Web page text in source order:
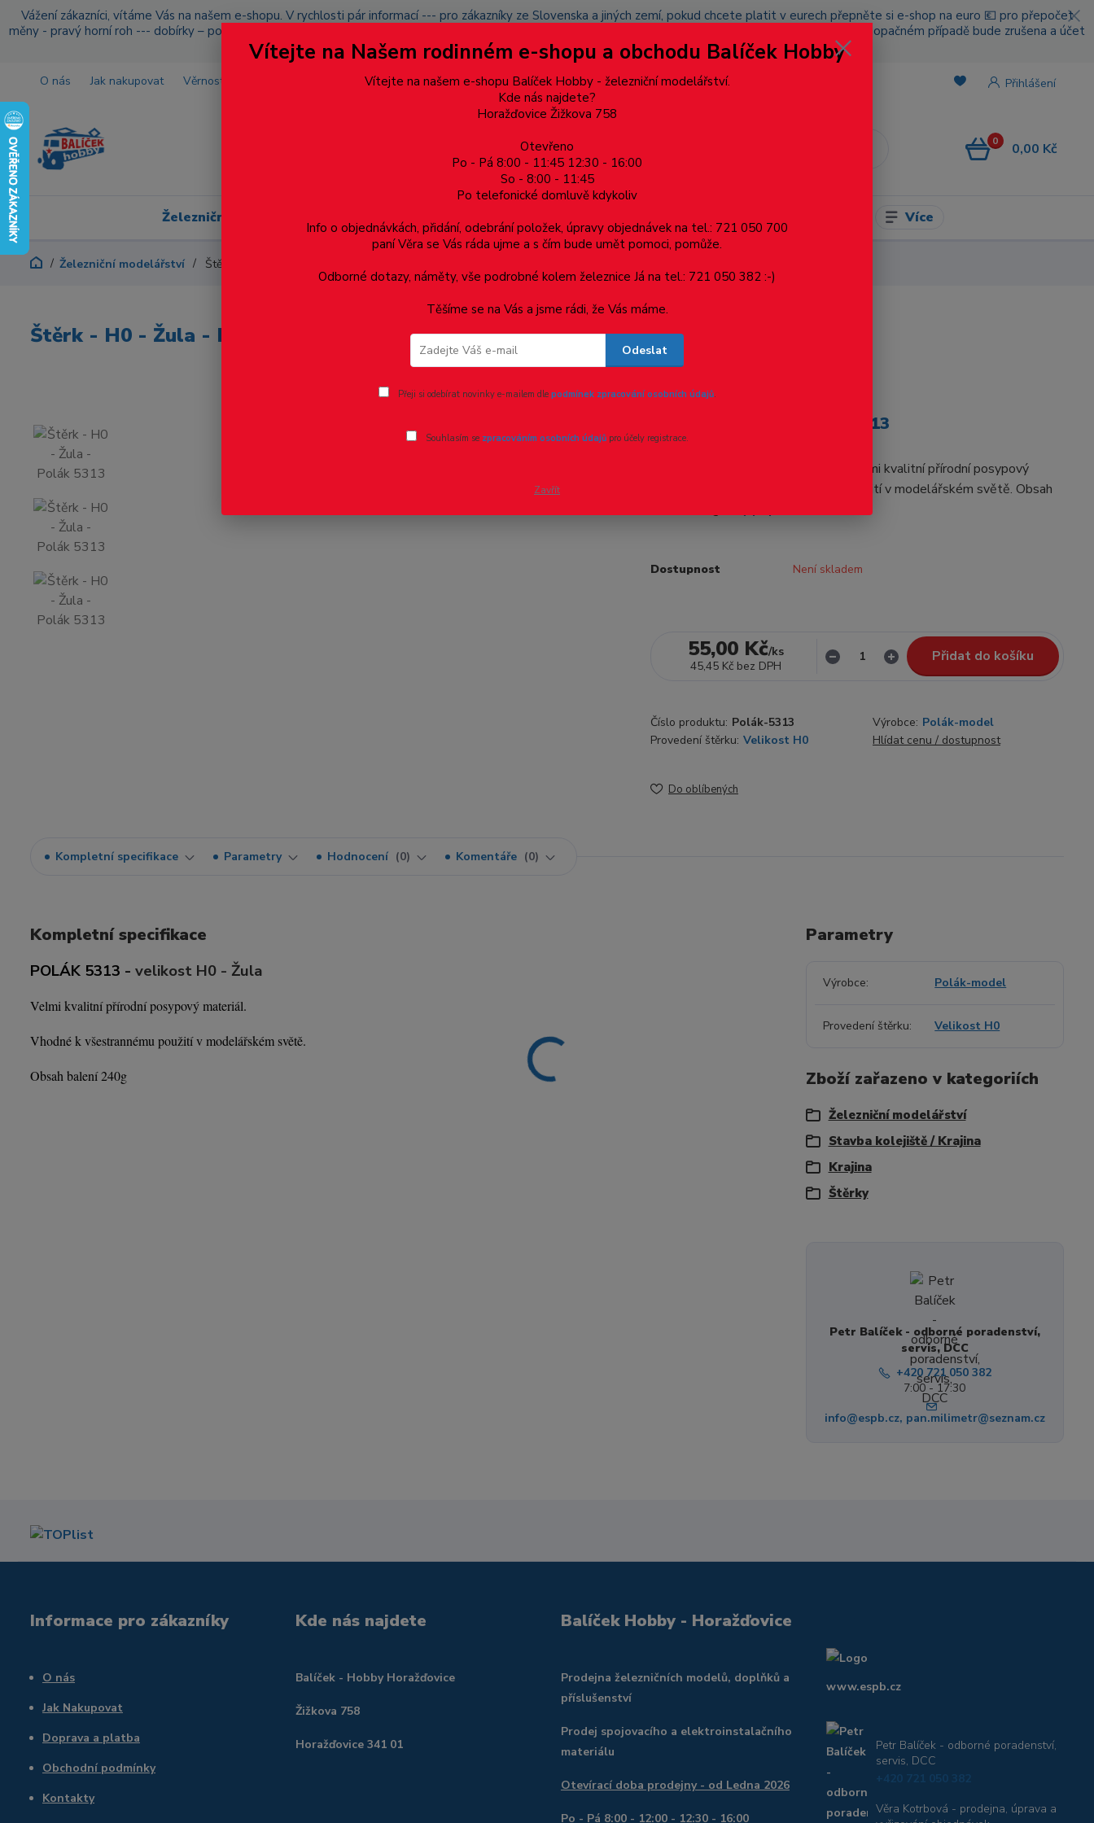
Vážení zákazníci, vítáme Vás na našem e-shopu. V rychlosti pár informací --- pro zákazníky ze Slovenska a jiných zemí, pokud chcete platit v eurech přepněte si e-shop na euro 💶 pro přepočet
měny - pravý horní roh --- dobírky – pokud si z nějakého důvodu zásilku nevyzvednete, bude po domluvě zaslána znovu s opětovnou platbou za poštovné, v opačném případě bude zrušena a účet
přidán na blacklist a rušeny následující objednávky.
O nás Jak nakupovat Věrnostní program Doprava a platba Více Přihlášení
0 0,00 Kč
Železniční modelářství Dárkové poukazy, upomínkové předměty Více
Železniční modelářství Štěrk - H0 - Žula - Polák 5313
Štěrk - H0 - Žula - Polák 5313
Štěrk - H0 - Žula - Polák 5313
POLÁK 5313 - velikost H0 - Žula Velmi kvalitní přírodní posypový
materiál. Vhodné k všestrannému použití v modelářském světě. Obsah
Dostupnost Není skladem
55,00 Kč/ks
45,45 Kč bez DPH
Přidat do košíku
Číslo produktu: Polák-5313 Výrobce: Polák-model
Provedení štěrku: Velikost H0 Hlídat cenu / dostupnost
Do oblíbených
Kompletní specifikace Parametry Hodnocení 0 Komentáře 0
Kompletní specifikace
POLÁK 5313 - velikost H0 - Žula
Velmi kvalitní přírodní posypový materiál.
Vhodné k všestrannému použití v modelářském světě.
Obsah balení 240g
Parametry
Výrobce Polák-model
Provedení štěrku Velikost H0
Zboží zařazeno v kategoriích
Železniční modelářství
Stavba kolejiště / Krajina
Krajina
Štěrky
Petr Balíček - odborné poradenství,
servis, DCC
+420 721 050 382
7:00 - 17:30
info@espb.cz, pan.milimetr@seznam.cz
Informace pro zákazníky
O nás
Jak Nakupovat
Doprava a platba
Obchodní podmínky
Kontakty
Kde nás najdete
Balíček - Hobby Horažďovice
Žižkova 758
Horažďovice 341 01
Balíček Hobby - Horažďovice
Prodejna železničních modelů, doplňků a
příslušenství
Prodej spojovacího a elektroinstalačního
materiálu
Otevírací doba prodejny - od Ledna 2026
Po - Pá 8:00 - 12:00 - 12:30 - 16:00
www.espb.cz
Petr Balíček - odborné poradenství,
servis, DCC
+420 721 050 382
Věra Kotrbová - prodejna, úprava a
Vítejte na Našem rodinném e-shopu a obchodu Balíček Hobby
Vítejte na našem e-shopu Balíček Hobby - železniční modelářství.
Kde nás najdete?
Horažďovice Žižkova 758
Otevřeno
Po - Pá 8:00 - 11:45 12:30 - 16:00
So - 8:00 - 11:45
Po telefonické domluvě kdykoliv
Info o objednávkách, přidání, odebrání položek, úpravy objednávek na tel.: 721 050 700
paní Věra se Vás ráda ujme a s čím bude umět pomoci, pomůže.
Odborné dotazy, náměty, vše podrobné kolem železnice Já na tel.: 721 050 382 :-)
Těšíme se na Vás a jsme rádi, že Vás máme.
Odeslat
Přeji si odebírat novinky e-mailem dle podmínek zpracování osobních údajů.
Souhlasím se zpracováním osobních údajůpro účely registrace.
Zavřít